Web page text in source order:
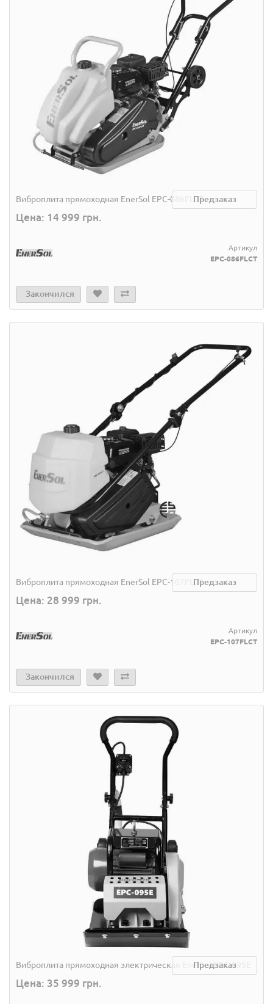
Виброплита прямоходная EnerSol EPC-086FLCTПредзаказ
Цена: 14 999 грн.
Артикул
EPC-086FLCT
Закончился
Виброплита прямоходная EnerSol EPC-107FLCTПредзаказ
Цена: 28 999 грн.
Артикул
EPC-107FLCT
Закончился
Виброплита прямоходная электрическая EnerSol EPC-095E
Предзаказ
Цена: 35 999 грн.